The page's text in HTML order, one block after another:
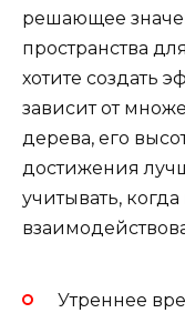
решающее
пространства
хотите создать
зависит от
дерева, его
достижения
учитывать,
Утреннее